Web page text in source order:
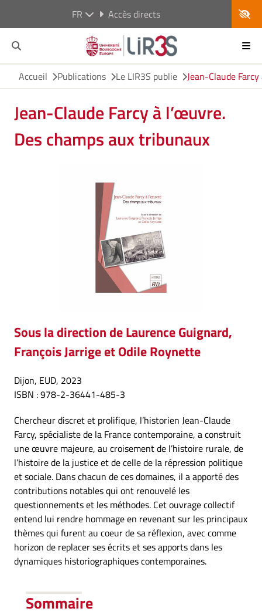
FR Accès directs
Accueil Publications Le LIR3S publie Jean-Claude
Jean-Claude Farcy à l’œuvre.
Des champs aux tribunaux
Sous la direction de Laurence Guignard,
François Jarrige et Odile Roynette
Dijon, EUD, 2023
ISBN : 978-2-36441-485-3
Chercheur discret et prolifique, l’historien Jean-Claude
Farcy, spécialiste de la France contemporaine, a construit
une œuvre majeure, au croisement de l’histoire rurale, de
l’histoire de la justice et de celle de la répression politique
et sociale. Dans chacun de ces domaines, il a apporté des
contributions notables qui ont renouvelé les
questionnements et les méthodes. Cet ouvrage collectif
entend lui rendre hommage en revenant sur les principaux
thèmes qui furent au coeur de sa réflexion, avec comme
horizon de replacer ses écrits et ses apports dans les
dynamiques historiographiques contemporaines.
Sommaire